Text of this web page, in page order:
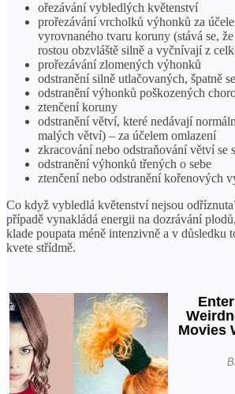
ořezávání vybledlých květenství
prořezávání vrcholků výhonků za
vyrovnaného tvaru koruny (stává se,
rostou obzvláště silně a vyčnívají z
prořezávání zlomených výhonků
odstranění silně utlačovaných, špatně
odstranění výhonků poškozených
ztenčení koruny
odstranění větví, které nedávají
malých větví) – za účelem omlazení
zkracování nebo odstraňování větví se
odstranění výhonků třených o sebe
ztenčení nebo odstranění kořenových
Co když vybledlá květenství nejsou
případě vynakládá energii na dozrávání
klade poupata méně intenzivně a v důsledku
kvete střídmě.